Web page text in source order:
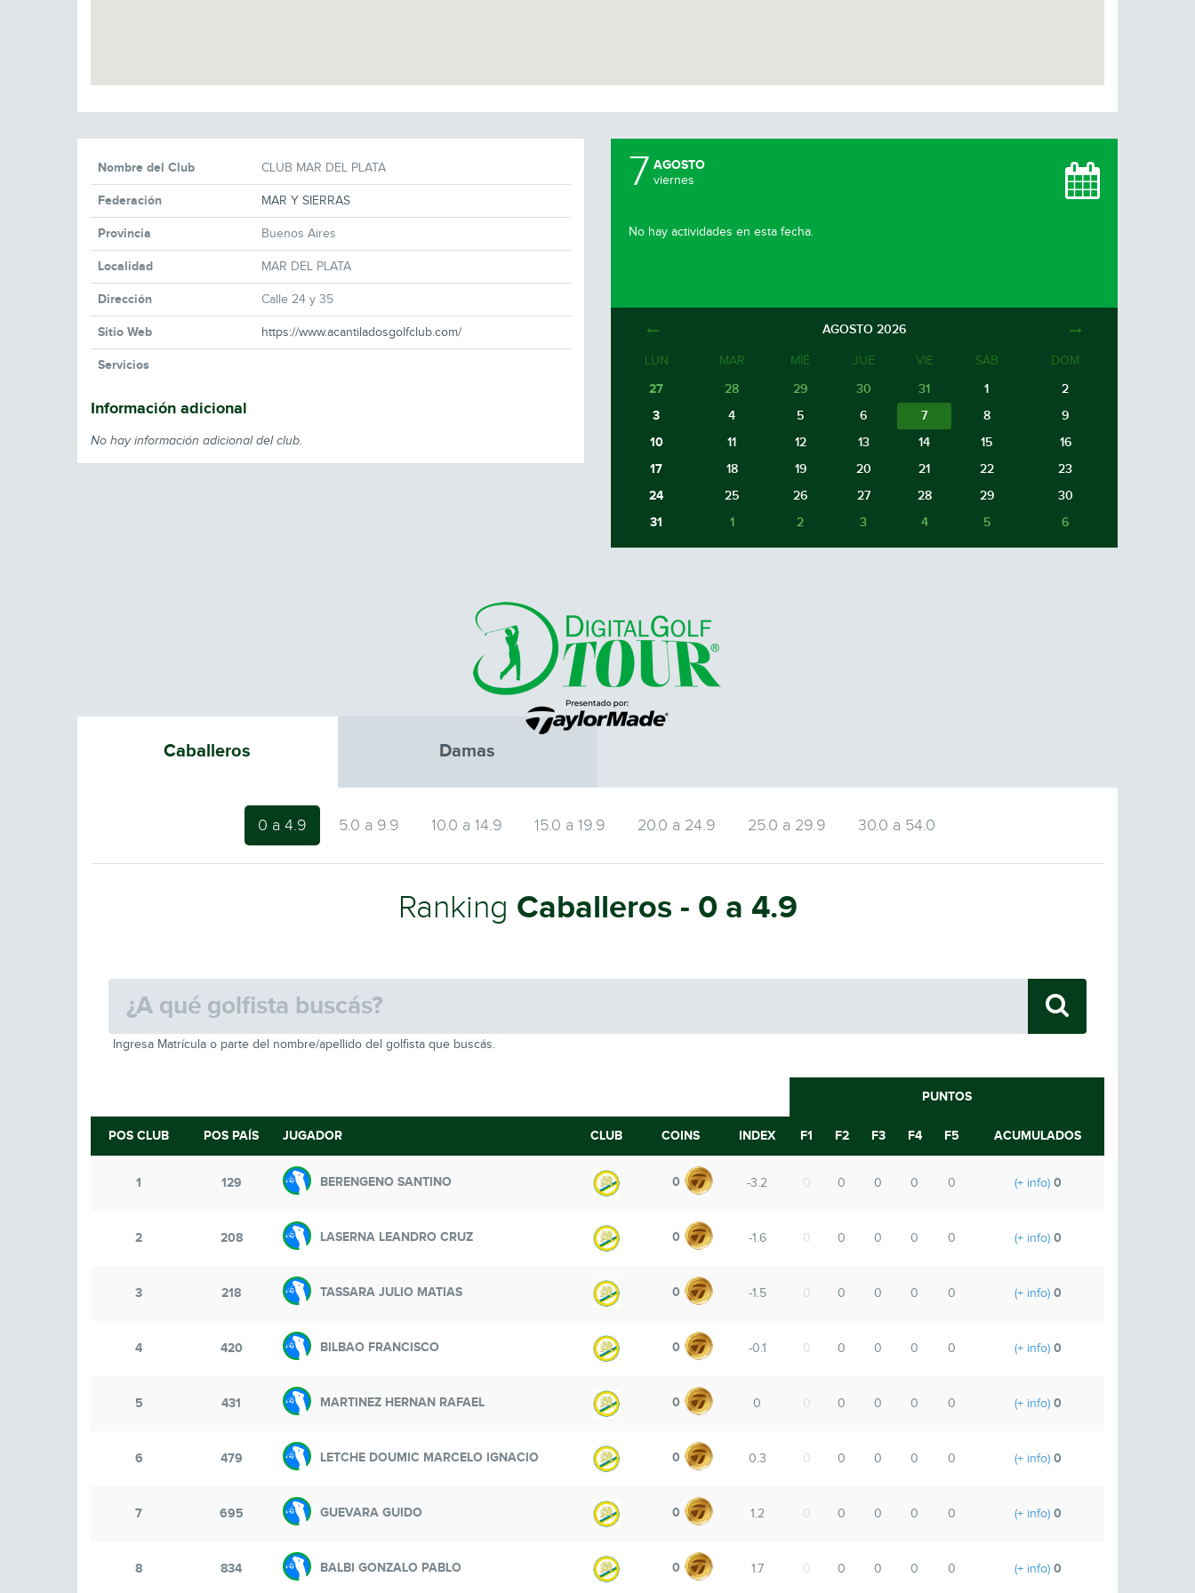
Nombre del Club CLUB MAR DEL PLATA
Federación MAR Y SIERRAS
Provincia Buenos Aires
Localidad MAR DEL PLATA
Dirección Calle 24 y 35
Sitio Web https://www.acantiladosgolfclub.com/
Servicios
Información adicional
No hay información adicional del club.
7 AGOSTO
viernes
No hay actividades en esta fecha.
AGOSTO 2026
LUN MAR MIÉ JUE VIE SÁB DOM
27 28 29 30 31 1
2
3
4 5 6 7 8
9
10
11 12 13 14 15
16
17
18 19 20 21 22
23
24
25 26 27 28 29
30
31
1 2 3 4 5 6
Caballeros Damas
0 a 4.9 5.0 a 9.9 10.0 a 14.9 15.0 a 19.9 20.0 a 24.9 25.0 a 29.9 30.0 a 54.0
Ranking Caballeros - 0 a 4.9
Ingresa Matrícula o parte del nombre/apellido del golfista que buscás.
PUNTOS
POS CLUB POS PAÍS JUGADOR CLUB COINS INDEX F1 F2 F3 F4 F5 ACUMULADOS
1 129 BERENGENO SANTINO 0 -3.2 0 0 0 0 0 (+ info)0
2 208 LASERNA LEANDRO CRUZ 0 -1.6 0 0 0 0 0 (+ info)0
3 218 TASSARA JULIO MATIAS 0 -1.5 0 0 0 0 0 (+ info)0
4 420 BILBAO FRANCISCO 0 -0.1 0 0 0 0 0 (+ info)0
5 431 MARTINEZ HERNAN RAFAEL 0 0 0 0 0 0 0 (+ info)0
6 479 LETCHE DOUMIC MARCELO IGNACIO 0 0.3 0 0 0 0 0 (+ info)0
7 695 GUEVARA GUIDO 0 1.2 0 0 0 0 0 (+ info)0
8 834 BALBI GONZALO PABLO 0 1.7 0 0 0 0 0 (+ info)0